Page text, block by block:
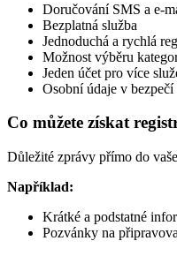
Doručování SMS a e-
Bezplatná služba
Jednoduchá a rychlá
Možnost výběru
Jeden účet pro více
Osobní údaje v bezpečí
Co můžete získat
Důležité zprávy přímo do
Například:
Krátké a podstatné
Pozvánky na